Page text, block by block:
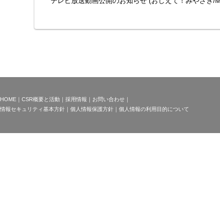
HOME ｜ CSR概要と活動 ｜ 採用情報 ｜ お問い合わせ ｜
情報セキュリティ基本方針 ｜ 個人情報保護方針 ｜ 個人情報の利用目的について